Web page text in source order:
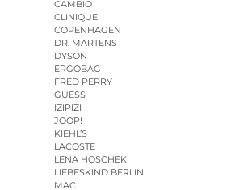
CAMBIO
CLINIQUE
COPENHAGEN
DR. MARTENS
DYSON
ERGOBAG
FRED PERRY
GUESS
IZIPIZI
JOOP!
KIEHL’S
LACOSTE
LENA HOSCHEK
LIEBESKIND BERLIN
MAC